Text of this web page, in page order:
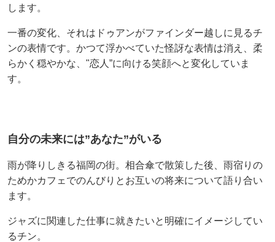
します。
一番の変化、それはドゥアンがファインダー越しに見るチ
ンの表情です。かつて浮かべていた怪訝な表情は消え、柔
らかく穏やかな、"恋人”に向ける笑顔へと変化していま
す。
自分の未来には”あなた”がいる
雨が降りしきる福岡の街。相合傘で散策した後、雨宿りの
ためかカフェでのんびりとお互いの将来について語り合い
ます。
ジャズに関連した仕事に就きたいと明確にイメージしてい
るチン。